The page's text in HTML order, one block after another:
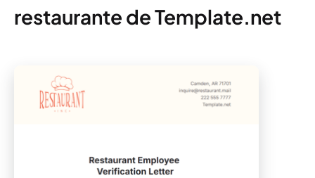
restaurante de Template.net